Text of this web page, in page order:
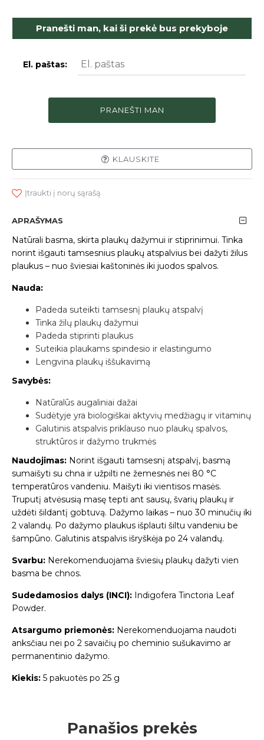
Pranešti man, kai ši prekė bus prekyboje
El. paštas:
PRANEŠTI MAN
KLAUSKITE
Įtraukti į norų sąrašą
APRAŠYMAS
Natūrali basma, skirta plaukų dažymui ir stiprinimui. Tinka
norint išgauti tamsesnius plaukų atspalvius bei dažyti žilus
plaukus – nuo šviesiai kaštoninės iki juodos spalvos.
Nauda:
Padeda suteikti tamsesnį plaukų atspalvį
Tinka žilų plaukų dažymui
Padeda stiprinti plaukus
Suteikia plaukams spindesio ir elastingumo
Lengvina plaukų iššukavimą
Savybės:
Natūralūs augaliniai dažai
Sudėtyje yra biologiškai aktyvių medžiagų ir vitaminų
Galutinis atspalvis priklauso nuo plaukų spalvos,
struktūros ir dažymo trukmės
Naudojimas: Norint išgauti tamsesnį atspalvį, basmą
sumaišyti su chna ir užpilti ne žemesnės nei 80 °C
temperatūros vandeniu. Maišyti iki vientisos masės.
Truputį atvėsusią masę tepti ant sausų, švarių plaukų ir
uždėti šildantį gobtuvą. Dažymo laikas – nuo 30 minučių iki
2 valandų. Po dažymo plaukus išplauti šiltu vandeniu be
šampūno. Galutinis atspalvis išryškėja po 24 valandų.
Svarbu: Nerekomenduojama šviesių plaukų dažyti vien
basma be chnos.
Sudedamosios dalys (INCI): Indigofera Tinctoria Leaf
Powder.
Atsargumo priemonės: Nerekomenduojama naudoti
anksčiau nei po 2 savaičių po cheminio sušukavimo ar
permanentinio dažymo.
Kiekis: 5 pakuotės po 25 g
Panašios prekės